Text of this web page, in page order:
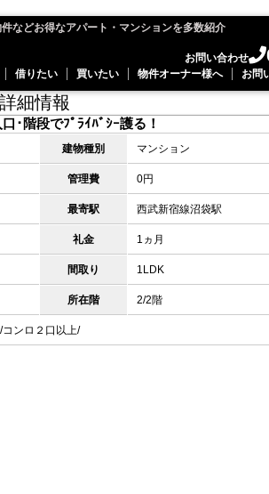
などお得なアパート・マンションを多数紹介
お問い合わせ
借りたい 買いたい 物件オーナー様へ お問
詳細情報
口･階段でﾌﾟﾗｲﾊﾞｼｰ護る！
建物種別 マンション
管理費 0円
最寄駅 西武新宿線沼袋駅
礼金 1ヵ月
間取り 1LDK
所在階 2/2階
ンロ２口以上/